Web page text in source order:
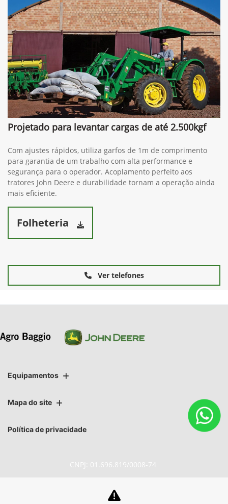
Projetado para levantar cargas de até 2.500kgf
Com ajustes rápidos, utiliza garfos de 1m de comprimento
para garantia de um trabalho com alta performance e
segurança para o operador. Acoplamento perfeito aos
tratores John Deere e durabilidade tornam a operação ainda
mais eficiente.
Folheteria
Ver telefones
Equipamentos
Mapa do site
Política de privacidade
CNPJ: 01.696.819/0008-74